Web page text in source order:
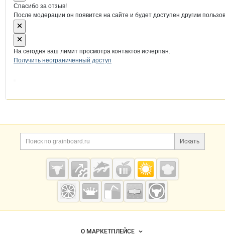
Спасибо за отзыв!
После модерации он появится на сайте и будет доступен другим
На сегодня ваш лимит просмотра контактов исчерпан.
Получить неограниченный доступ
Дополнительная информация
Поиск по сайту и
Искать
Cсылки на полезные проекты
Grainboard.ru
— зерно и
мука
Важные разделы и контакты
Навигация по сайтуО МАРКЕТПЛЕЙСЕ